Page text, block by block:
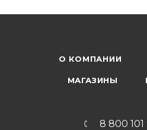
О КОМПАНИИ
МАГАЗИНЫ
8 800 101